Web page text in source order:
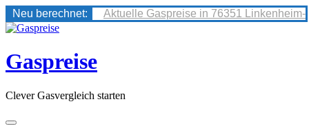
Neu berechnet:
Aktuelle Gaspreise in 76351 Linkenheim-
Skip
content
Gaspreise
Clever Gasvergleich starten